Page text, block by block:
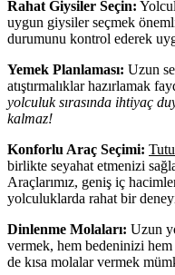
Rahat Giysiler Seçin:
uygun giysiler seçmek
durumunu kontrol ederek
Yemek Planlaması: Uzun
atıştırmalıklar hazırlamak
yolculuk sırasında ihtiyaç
kalmaz!
Konforlu Araç Seçimi:
birlikte seyahat etmenizi
Araçlarımız, geniş iç
yolculuklarda rahat bir
Dinlenme Molaları: Uzun
vermek, hem bedeninizi
de kısa molalar vermek